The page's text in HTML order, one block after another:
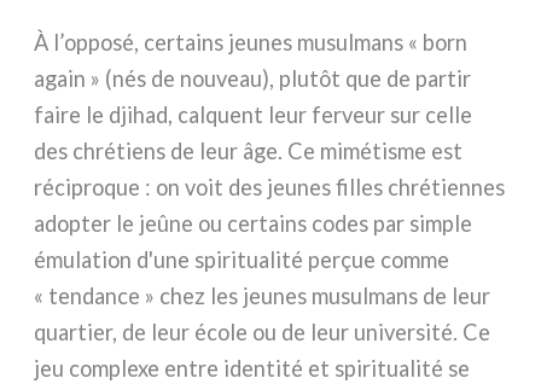
À l’opposé, cer­tains jeu­nes musul­mans « born
again » (nés de nou­veau), plu­tôt que de par­tir
fai­re le dji­had, cal­quent leur fer­veur sur cel­le
des chré­tiens de leur âge. Ce mimé­ti­sme est
réci­pro­que : on voit des jeu­nes fil­les chré­tien­nes
adop­ter le jeû­ne ou cer­tains codes par sim­ple
ému­la­tion d'une spi­ri­tua­li­té perçue com­me
« ten­dan­ce » chez les jeu­nes musul­mans de leur
quar­tier, de leur éco­le ou de leur uni­ver­si­té. Ce
jeu com­ple­xe entre iden­ti­té et spi­ri­tua­li­té se